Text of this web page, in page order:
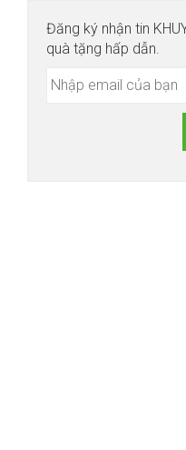
Đăng ký nhận tin
quà tặng hấp dẫn.